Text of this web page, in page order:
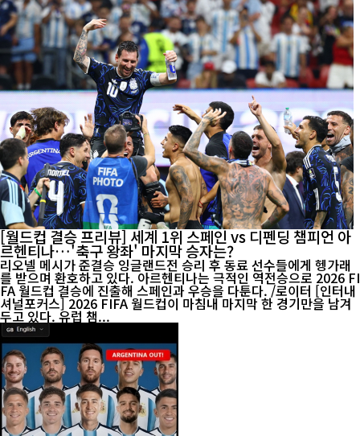
[월드컵 결승 프리뷰] 세계 1위 스페인 vs 디펜딩 챔피언 아
르헨티나…'축구 왕좌' 마지막 승자는?
리오넬 메시가 준결승 잉글랜드전 승리 후 동료 선수들에게 헹가래
를 받으며 환호하고 있다. 아르헨티나는 극적인 역전승으로 2026 FI
FA 월드컵 결승에 진출해 스페인과 우승을 다툰다. /로이터 [인터내
셔널포커스] 2026 FIFA 월드컵이 마침내 마지막 한 경기만을 남겨
두고 있다. 유럽 챔...